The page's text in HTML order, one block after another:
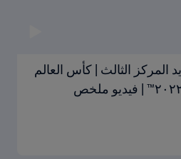
المركز الثالث | كأس العالم